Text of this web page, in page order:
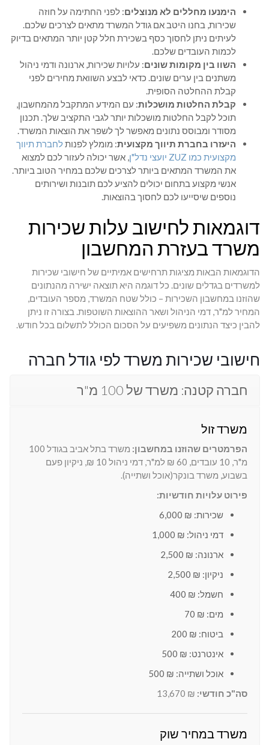
הימנעו מחללים לא מנוצלים: לפני החתימה על חוזה
שכירות, בחנו היטב אם גודל המשרד מתאים לצרכים שלכם.
לעיתים ניתן לחסוך כסף בשכירת חלל קטן יותר המתאים בדיוק
לכמות העובדים שלכם.
השוו בין מקומות שונים: עלויות שכירות, ארנונה ודמי ניהול
משתנים בין ערים שונים. כדאי לבצע השוואת מחירים לפני
קבלת ההחלטה הסופית.
קבלת החלטות מושכלות: עם המידע המתקבל מהמחשבון,
תוכל לקבל החלטות מושכלות יותר לגבי התקציב שלך. תכנון
מסודר ומבוסס נתונים מאפשר לך לשפר את הוצאות המשרד.
היעזרו בחברת תיווך מקצועית: מומלץ לפנותלחברת תיווך
מקצועית כמו ZUZ יועצי נדל"ן
, אשר יכולה לעזור לכם למצוא
את המשרד המתאים ביותר לצרכים שלכם במחיר הטוב ביותר.
אנשי מקצוע בתחום יכולים להציע לכם תובנות ושירותים
נוספים שיסייעו לכם לחסוך בהוצאות.
דוגמאות לחישוב עלות שכירות
משרד בעזרת המחשבון
הדוגמאות הבאות מציגות תרחישים אמיתיים של חישובי שכירות
למשרדים בגדלים שונים. כל דוגמה היא תוצאה ישירה מהנתונים
שהוזנו במחשבון השכירות – כולל שטח המשרד, מספר העובדים,
המחיר למ"ר, דמי הניהול ושאר ההוצאות השוטפות. בצורה זו ניתן
להבין כיצד הנתונים משפיעים על הסכום הכולל לתשלום בכל חודש.
חישובי שכירות משרד לפי גודל חברה
חברה קטנה: משרד של 100 מ"ר
משרד זול
הפרמטרים שהוזנו במחשבון:
משרד בתל אביב בגודל 100
מ"ר, 10 עובדים, 60 ₪ למ"ר, דמי ניהול 10 ₪, ניקיון פעם
בשבוע, משרד בונקר(אוכל ושתייה).
פירוט עלויות חודשיות:
שכירות: ₪ 6,000
דמי ניהול: ₪ 1,000
ארנונה: ₪ 2,500
ניקיון: ₪ 2,500
חשמל: ₪ 400
מים: ₪ 70
ביטוח: ₪ 200
אינטרנט: ₪ 500
אוכל ושתייה: ₪ 500
סה"כ חודשי: ₪ 13,670
משרד במחיר שוק